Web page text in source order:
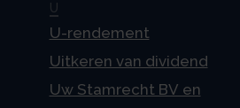
U
U-rendement
Uitkeren van dividend
Uw Stamrecht BV en